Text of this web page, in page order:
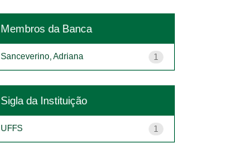
Membros da Banca
1
Sanceverino, Adriana
Sigla da Instituição
1
UFFS